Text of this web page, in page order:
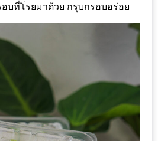
บที่โรยมาด้วย กรุบกรอบอร่อย